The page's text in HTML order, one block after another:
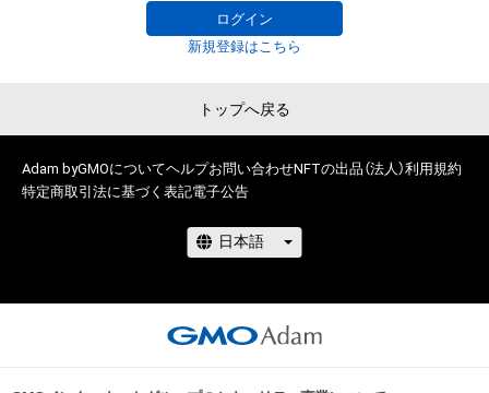
ログイン
新規登録はこちら
トップへ戻る
Adam byGMOについてヘルプお問い合わせNFTの出品（法人）利用規約
特定商取引法に基づく表記電子公告